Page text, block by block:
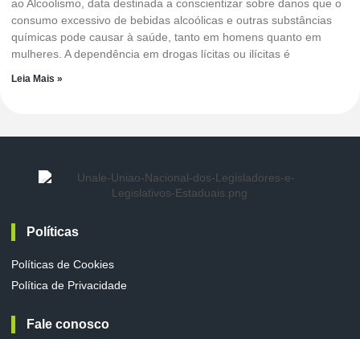
ao Alcoolismo, data destinada a conscientizar sobre danos que o
consumo excessivo de bebidas alcoólicas e outras substâncias
químicas pode causar à saúde, tanto em homens quanto em
mulheres. A dependência em drogas lícitas ou ilícitas é
Leia Mais »
Políticas
Políticas de Cookies
Política de Privacidade
Fale conosco